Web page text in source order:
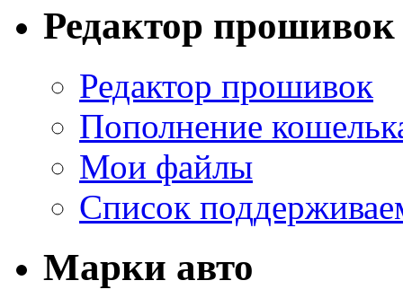
Редактор прошивок
Редактор прошивок
Пополнение
Мои файлы
Список
Марки авто